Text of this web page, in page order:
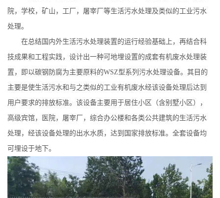
院，学校，矿山，工厂，屠宰厂等生活污水处理及类似的工业污水
处理。
在总结国内外生活污水处理装置的运行经验基础上，再结合科
技成果和工程实践，设计出一种可地埋设置的成套有机废水处理装
置，即以碳钢防腐为主要原料的WSZ型系列污水处理设备。其目的
主要是使生活污水和与之类似的工业有机废水经该设备处理后达到
用户要求的排放标准。该设备主要用于居住小区（含别墅小区），
高级宾馆，医院，屠宰厂，综合办公楼和各类公共建筑的生活污水
处理，经该设备处理的出水水质，达到国家排放标准。全套设备均
可埋设于地下。